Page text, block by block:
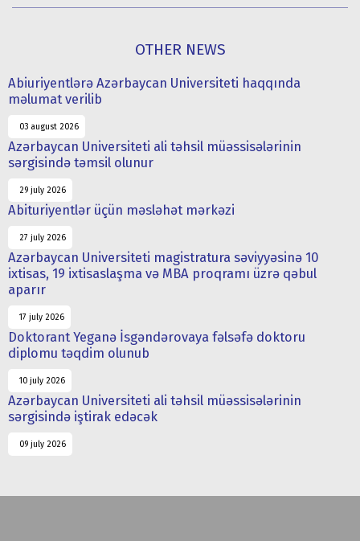
OTHER NEWS
Abiuriyentlərə Azərbaycan Universiteti haqqında
məlumat verilib
03 august 2026
Azərbaycan Universiteti ali təhsil müəssisələrinin
sərgisində təmsil olunur
29 july 2026
Abituriyentlər üçün məsləhət mərkəzi
27 july 2026
Azərbaycan Universiteti magistratura səviyyəsinə 10
ixtisas, 19 ixtisaslaşma və MBA proqramı üzrə qəbul
aparır
17 july 2026
Doktorant Yeganə İsgəndərovaya fəlsəfə doktoru
diplomu təqdim olunub
10 july 2026
Azərbaycan Universiteti ali təhsil müəssisələrinin
sərgisində iştirak edəcək
09 july 2026